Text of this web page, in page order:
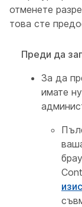
отменете
това сте
Преди да
За да
имате